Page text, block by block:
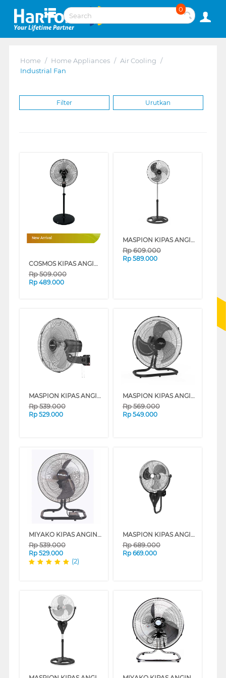
0
Home / Home Appliances / Air Cooling /
Industrial Fan
Filter Urutkan
New Arrival
COSMOS KIPAS ANGIN INDUSTRI INDUSTRIAL FAN TBF-1802
Rp509.000
Rp 489.000
MASPION KIPAS ANGIN INDUSTRI INDUSTRIAL FAN PW453
Rp609.000
Rp 589.000
MASPION KIPAS ANGIN INDUSTRI INDUSTRIAL FAN PW456W
Rp539.000
Rp 529.000
MASPION KIPAS ANGIN INDUSTRI INDUSTRIAL FAN PW450D
Rp569.000
Rp 549.000
MIYAKO KIPAS ANGIN INDUSTRI INDUSTRIAL FAN KST18RC
Rp539.000
Rp 529.000
(2)
MASPION KIPAS ANGIN INDUSTRI INDUSTRIAL FAN PW501W
Rp689.000
Rp 669.000